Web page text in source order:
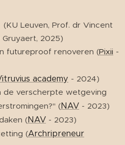
Leuven, Prof. dr Vincent
2025)
futureproof renoveren (Pixii -
academy - 2024)
de verscherpte wetgeving
(NAV - 2023)
(NAV - 2023)
(Archripreneur